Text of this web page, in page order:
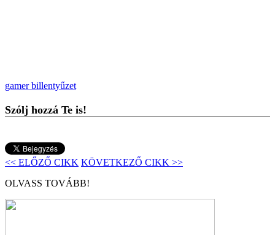
gamer billentyűzet
Szólj hozzá Te is!
<< ELŐZŐ CIKK KÖVETKEZŐ CIKK >>
OLVASS TOVÁBB!